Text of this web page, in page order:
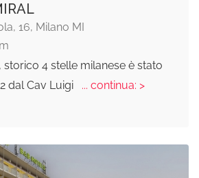
16, Milano MI
storico 4 stelle milanese è stato
dal Cav Luigi
... continua: >